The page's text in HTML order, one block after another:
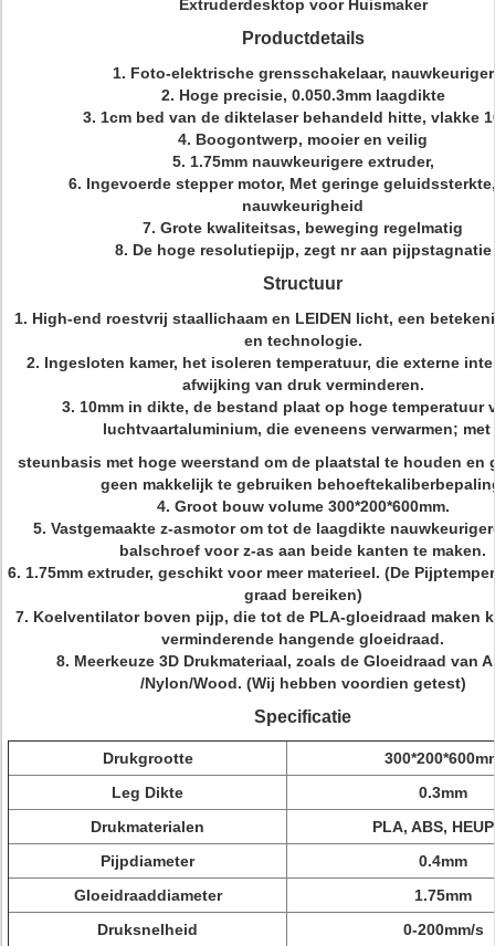
Extruderdesktop voor Huismaker
Productdetails
1. Foto-elektrische grensschakelaar, nauwkeuriger
2. Hoge precisie, 0.050.3mm laagdikte
3. 1cm bed van de diktelaser behandeld hitte, vlakke
4. Boogontwerp, mooier en veilig
5. 1.75mm nauwkeurigere extruder,
6. Ingevoerde stepper motor, Met geringe
nauwkeurigheid
7. Grote kwaliteitsas, beweging regelmatig
8. De hoge resolutiepijp, zegt nr aan pijpstagnatie
Structuur
1. High-end roestvrij staallichaam en LEIDEN licht, een
en technologie.
2. Ingesloten kamer, het isoleren temperatuur, die externe
afwijking van druk verminderen.
3. 10mm in dikte, de bestand plaat op hoge temperatuur
luchtvaartaluminium, die eveneens verwarmen; met
steunbasis met hoge weerstand om de plaatstal te houden en
geen makkelijk te gebruiken
4. Groot bouw volume 300*200*600mm.
5. Vastgemaakte z-asmotor om tot de laagdikte
balschroef voor z-as aan beide kanten te maken.
6. 1.75mm extruder, geschikt voor meer materieel. (De
graad bereiken)
7. Koelventilator boven pijp, die tot de PLA-gloeidraad maken
verminderende hangende gloeidraad.
8. Meerkeuze 3D Drukmateriaal, zoals de Gloeidraad van
/Nylon/Wood. (Wij hebben voordien getest)
Specificatie
Drukgrootte
Leg Dikte
0.3mm
Drukmaterialen
PLA, ABS,
Pijpdiameter
0.4mm
Gloeidraaddiameter
1.75mm
Druksnelheid
0-200mm/s